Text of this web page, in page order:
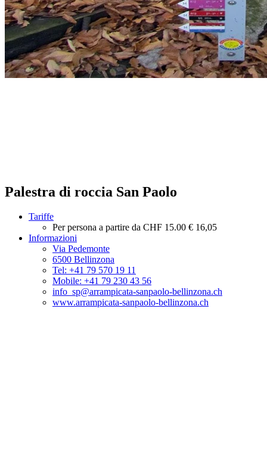
Palestra di roccia San Paolo
Tariffe
Per persona a partire da CHF 15.00 € 16,05
Informazioni
Via Pedemonte
6500 Bellinzona
Tel: +41 79 570 19 11
Mobile: +41 79 230 43 56
info_sp@arrampicata-sanpaolo-bellinzona.ch
www.arrampicata-sanpaolo-bellinzona.ch